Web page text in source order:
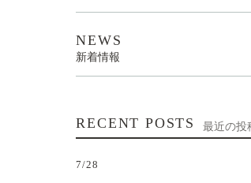
NEWS
新着情報
RECENT POSTS 最近の投
7/28